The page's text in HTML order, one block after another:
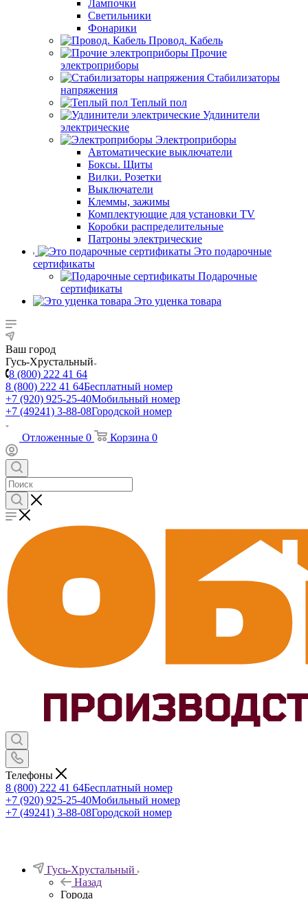
Лампочки
Светильники
Фонарики
Провод. Кабель
Прочие
электроприборы
Стабилизаторы
напряжения
Теплый пол
Удлинители
электрические
Электроприборы
Автоматические выключатели
Боксы. Щиты
Вилки. Розетки
Выключатели
Клеммы, зажимы
Комплектующие для установки TV
Коробки распределительные
Патроны электрические
Это подарочные
сертификаты
Подарочные
сертификаты
Это уценка товара
Ваш город
Гусь-Хрустальный
8 (800) 222 41 64
8 (800) 222 41 64Бесплатный номер
+7 (920) 925-25-40Мобильный номер
+7 (49241) 3-88-08Городской номер
Отложенные 0 Корзина 0
Телефоны
8 (800) 222 41 64Бесплатный номер
+7 (920) 925-25-40Мобильный номер
+7 (49241) 3-88-08Городской номер
Гусь-Хрустальный
Назад
Города